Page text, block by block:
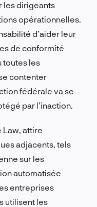
les dirigeants
opérationnelles.
d’aider leur
de conformité
toutes les
contenter
fédérale va se
par l’inaction.
Law, attire
adjacents, tels
sur les
automatisée
entreprises
utilisent les